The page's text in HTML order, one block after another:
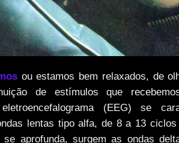
ou estamos bem relaxados, de
de estímulos que
(EEG) se
lentas tipo alfa, de 8 a 13 ciclos
se aprofunda, surgem as ondas